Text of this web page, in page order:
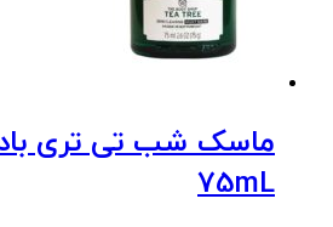
ماسک شب تی تری
75mL